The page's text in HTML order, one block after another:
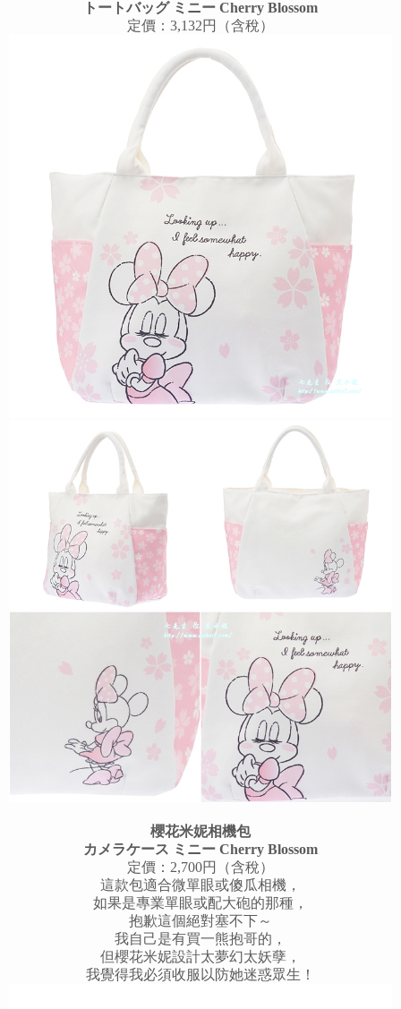
トートバッグ ミニー Cherry Blossom
定價：3,132円（含稅）
櫻花米妮相機包
カメラケース ミニー Cherry Blossom
定價：2,700円（含稅）
這款包適合微單眼或傻瓜相機，
如果是專業單眼或配大砲的那種，
抱歉這個絕對塞不下～
我自己是有買一熊抱哥的，
但櫻花米妮設計太夢幻太妖孽，
我覺得我必須收服以防她迷惑眾生！